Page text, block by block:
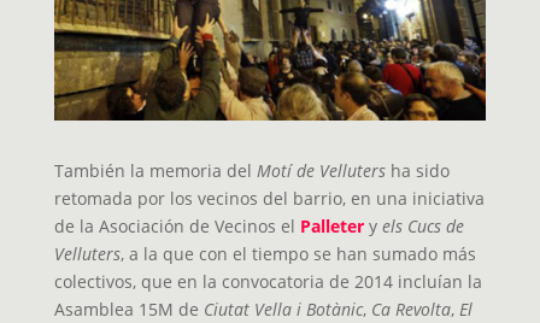
También la memoria del Motí de Vellutersha sido
retomada por los vecinos del barrio, en una iniciativa
de la Asociación de Vecinos el Palleter y els Cucs de
Velluters, a la que con el tiempo se han sumado más
colectivos, que en la convocatoria de 2014 incluían la
Asamblea 15M de Ciutat Vella i Botànic, Ca Revolta, El